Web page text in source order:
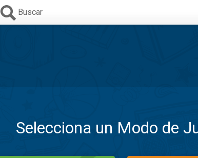
Buscar
Selecciona un Modo de